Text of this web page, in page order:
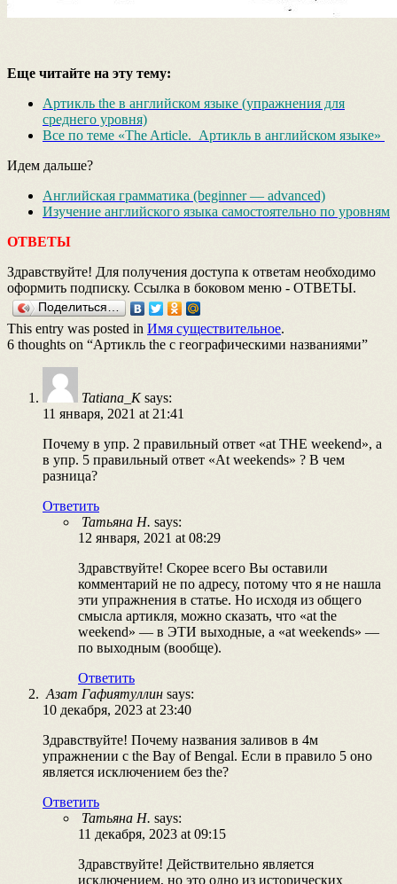
Еще читайте на эту тему:
Артикль the в английском языке (упражнения для
среднего уровня)
Все по теме «The Article. Артикль в английском языке»
Идем дальше?
Английская грамматика (beginner — advanced)
Изучение английского языка самостоятельно по уровням
ОТВЕТЫ
Здравствуйте! Для получения доступа к ответам необходимо
оформить подписку. Ссылка в боковом меню - ОТВЕТЫ.
Поделиться…
This entry was posted in Имя существительное.
6 thoughts on “Артикль the с географическими названиями”
Tatiana_K says:
11 января, 2021 at 21:41
Почему в упр. 2 правильный ответ «at THE weekend», а
в упр. 5 правильный ответ «At weekends» ? В чем
разница?
Ответить
Татьяна Н. says:
12 января, 2021 at 08:29
Здравствуйте! Скорее всего Вы оставили
комментарий не по адресу, потому что я не нашла
эти упражнения в статье. Но исходя из общего
смысла артикля, можно сказать, что «at the
weekend» — в ЭТИ выходные, а «at weekends» —
по выходным (вообще).
Ответить
Азат Гафиятуллин says:
10 декабря, 2023 at 23:40
Здравствуйте! Почему названия заливов в 4м
упражнении с the Bay of Bengal. Если в правило 5 оно
является исключением без the?
Ответить
Татьяна Н. says:
11 декабря, 2023 at 09:15
Здравствуйте! Действительно является
исключением, но это одно из исторических